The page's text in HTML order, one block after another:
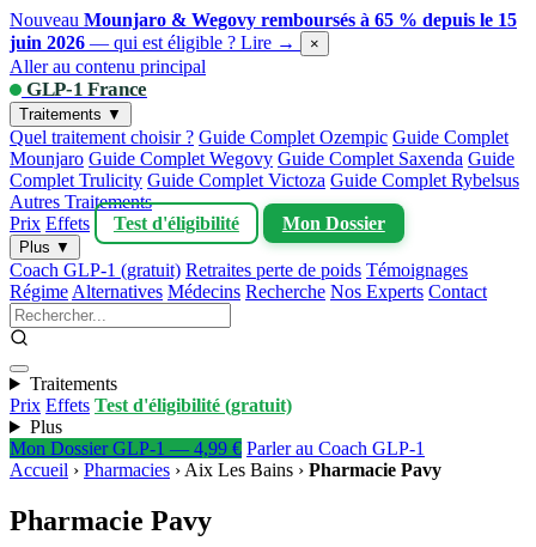
Nouveau Mounjaro & Wegovy remboursés à 65 % depuis le 15
juin 2026 — qui est éligible ? Lire → ×
Aller au contenu principal
GLP-1 France
Traitements ▼
Quel traitement choisir ? Guide Complet Ozempic Guide Complet
Mounjaro Guide Complet Wegovy Guide Complet Saxenda Guide
Complet Trulicity Guide Complet Victoza Guide Complet Rybelsus
Autres Traitements
Prix Effets Test d'éligibilité Mon Dossier
Plus ▼
Coach GLP-1 (gratuit) Retraites perte de poids Témoignages
Régime Alternatives Médecins Recherche Nos Experts Contact
Traitements
Prix Effets Test d'éligibilité (gratuit)
Plus
Mon Dossier GLP-1 — 4,99 € Parler au Coach GLP-1
Accueil › Pharmacies › Aix Les Bains › Pharmacie Pavy
Pharmacie Pavy